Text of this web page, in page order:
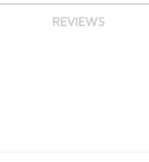
REVIEWS